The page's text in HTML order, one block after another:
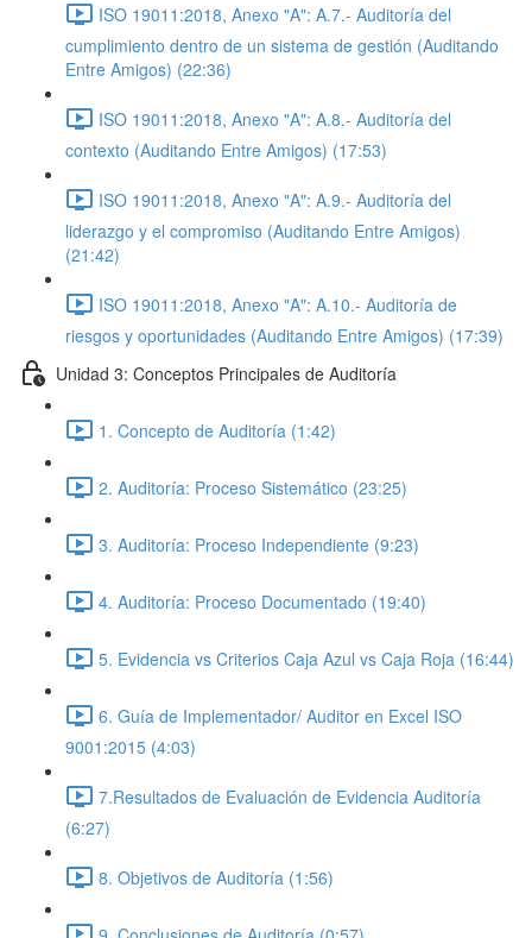
ISO 19011:2018, Anexo "A": A.7.- Auditoría del
cumplimiento dentro de un sistema de gestión (Auditando
Entre Amigos) (22:36)
ISO 19011:2018, Anexo "A": A.8.- Auditoría del
contexto (Auditando Entre Amigos) (17:53)
ISO 19011:2018, Anexo "A": A.9.- Auditoría del
liderazgo y el compromiso (Auditando Entre Amigos)
(21:42)
ISO 19011:2018, Anexo "A": A.10.- Auditoría de
riesgos y oportunidades (Auditando Entre Amigos) (17:39)
Unidad 3: Conceptos Principales de Auditoría
1. Concepto de Auditoría (1:42)
2. Auditoría: Proceso Sistemático (23:25)
3. Auditoría: Proceso Independiente (9:23)
4. Auditoría: Proceso Documentado (19:40)
5. Evidencia vs Criterios Caja Azul vs Caja Roja (16:44)
6. Guía de Implementador/ Auditor en Excel ISO
9001:2015 (4:03)
7.Resultados de Evaluación de Evidencia Auditoría
(6:27)
8. Objetivos de Auditoría (1:56)